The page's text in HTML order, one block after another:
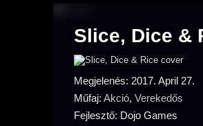
Slice, Dice &
Megjelenés: 2017. April 27.
Műfaj: Akció, Verekedős
Fejlesztő: Dojo Games